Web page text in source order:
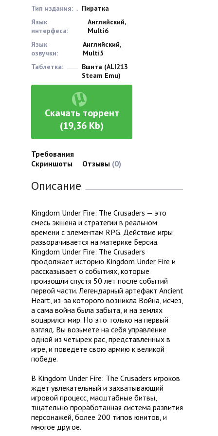
Тип издания:
Пиратка
Язык
интерфеса:
Английский,
Multi6
Язык
озвучки:
Английский,
Multi5
Таблетка:
Вшита (ALI213
Steam Emu)
Скачать торрент
(19,36 Kb)
Требования
Скриншоты
Отзывы (0)
Описание
Kingdom Under Fire: The Crusaders — это
смесь экшена и стратегии в реальном
времени с элементам RPG. Действие игры
разворачивается на материке Берсиа.
Kingdom Under Fire: The Crusaders
продолжает историю Kingdom Under Fire и
рассказывает о событиях, которые
произошли спустя 50 лет после событий
первой части. Легендарный артефакт Ancient
Heart, из-за которого возникла Война, исчез,
а сама война была забыта, и на землях
воцарился мир. Но это только на первый
взгляд. Вы возьмете на себя управление
одной из четырех рас, представленных в
игре, и поведете свою армию к великой
победе.
В Kingdom Under Fire: The Crusaders игроков
ждет увлекательный и захватывающий
игровой процесс, масштабные битвы,
тщательно проработанная система развития
персонажей, более 200 типов юнитов, и
многое другое.